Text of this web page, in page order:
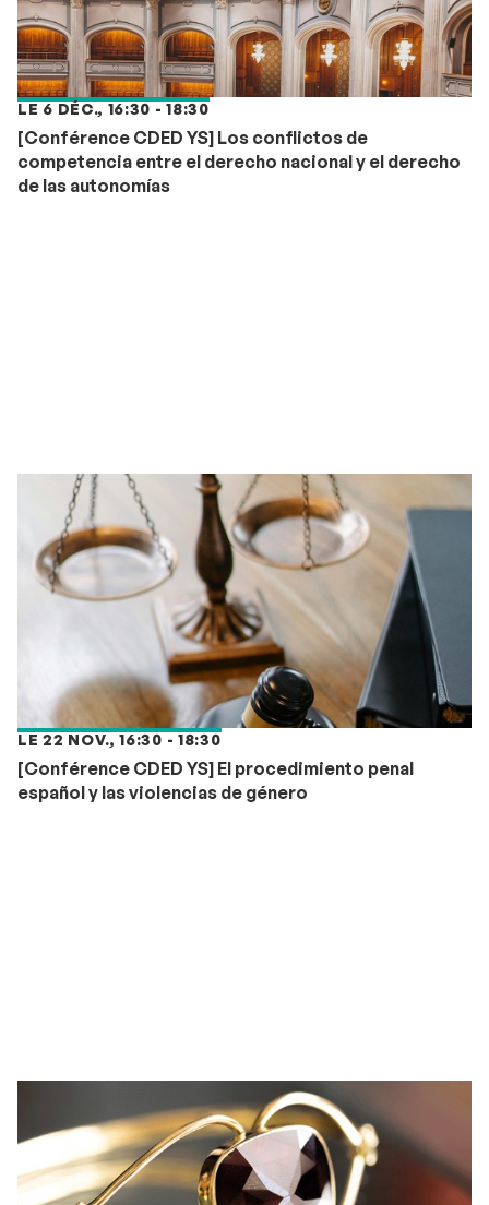
LE 6 DÉC., 16:30 - 18:30
[Conférence CDED YS] Los conflictos de
competencia entre el derecho nacional y el derecho
de las autonomías
LE 22 NOV., 16:30 - 18:30
[Conférence CDED YS] El procedimiento penal
español y las violencias de género